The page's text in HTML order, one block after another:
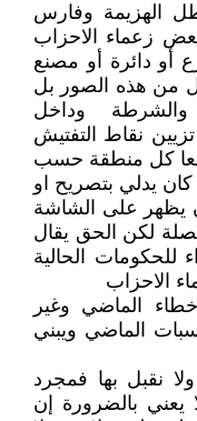
الهزيمة وفارس
زعماء الاحزاب
أو دائرة أو مصنع
من هذه الصور بل
وداخل
نقاط التفتيش
كل منطقة حسب
كان يدلي بتصريح او
يظهر على الشاشة
لكن الحق يقال
للحكومات الحالية
الاحزاب
الماضي وغير
الماضي ويبني
نقبل بها فمجرد
بالضرورة إن